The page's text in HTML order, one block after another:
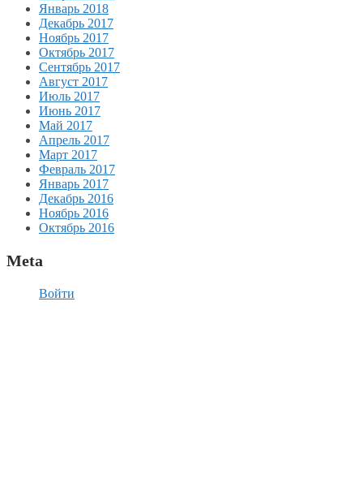
Январь 2018
Декабрь 2017
Ноябрь 2017
Октябрь 2017
Сентябрь 2017
Август 2017
Июль 2017
Июнь 2017
Май 2017
Апрель 2017
Март 2017
Февраль 2017
Январь 2017
Декабрь 2016
Ноябрь 2016
Октябрь 2016
Meta
Войти